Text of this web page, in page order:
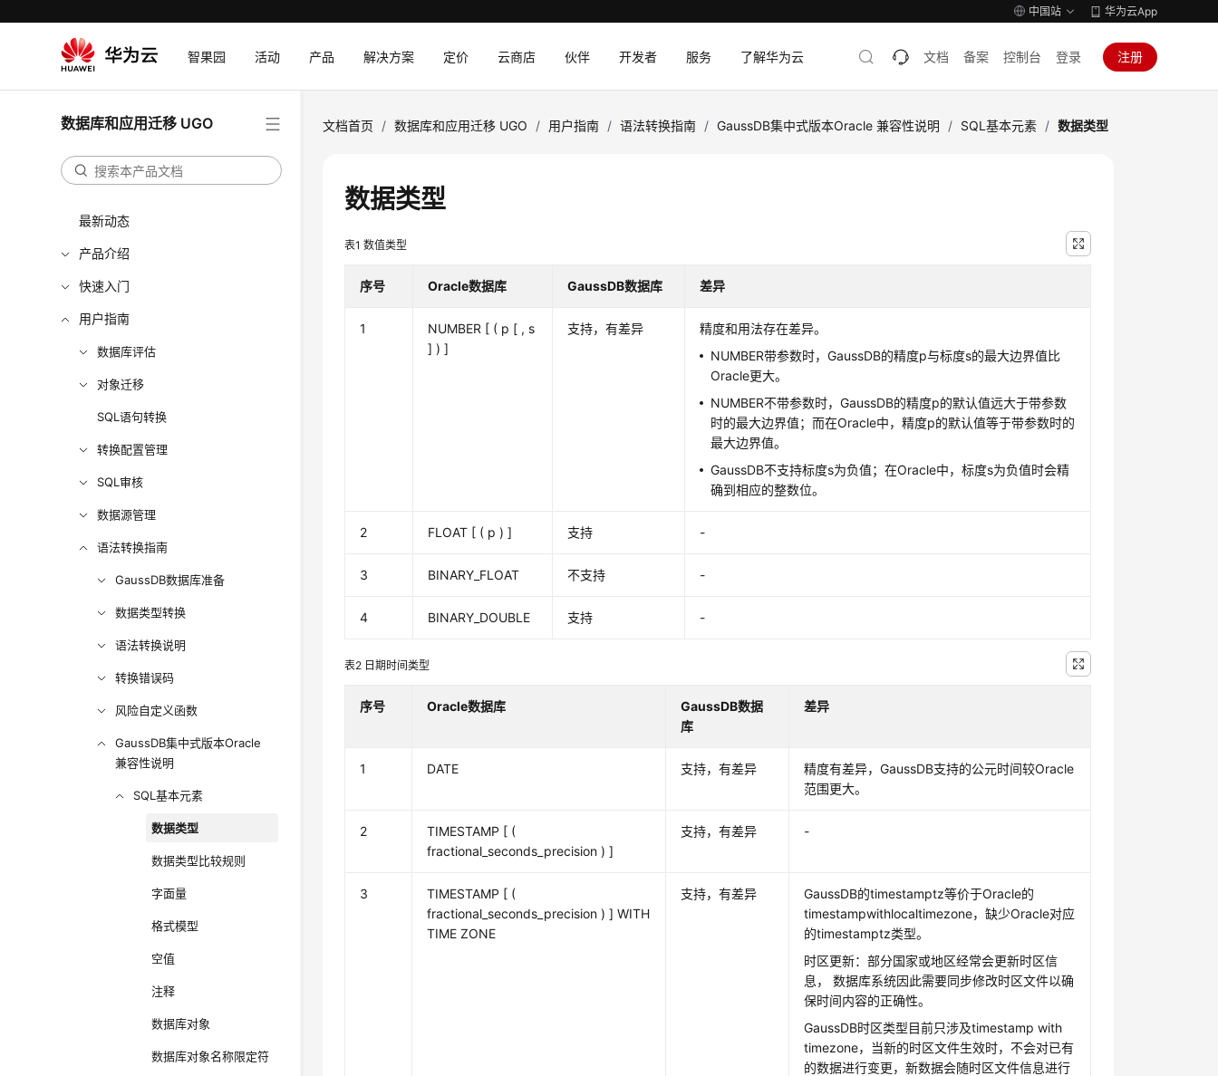
中国站 华为云App
智果园 活动 产品 解决方案 定价 云商店 伙伴 开发者 服务 了解华为云 文档 备案 控制台 登录 注册
数据库和应用迁移 UGO
最新动态
产品介绍
快速入门
用户指南
数据库评估
对象迁移
SQL语句转换
转换配置管理
SQL审核
数据源管理
语法转换指南
GaussDB数据库准备
数据类型转换
语法转换说明
转换错误码
风险自定义函数
GaussDB集中式版本Oracle
兼容性说明
SQL基本元素
数据类型
数据类型比较规则
字面量
格式模型
空值
注释
数据库对象
数据库对象名称限定符
文档首页 / 数据库和应用迁移 UGO / 用户指南 / 语法转换指南 / GaussDB集中式版本Oracle 兼容性说明 / SQL基本元素 / 数据类型
数据类型
表1数值类型
序号 Oracle数据库 GaussDB数据库 差异
1
NUMBER [ ( p [ , s
] ) ]
支持，有差异
精度和用法存在差异。
NUMBER带参数时，GaussDB的精度p与标度s的最大边界值比
Oracle更大。
NUMBER不带参数时，GaussDB的精度p的默认值远大于带参数
时的最大边界值；而在Oracle中，精度p的默认值等于带参数时的
最大边界值。
GaussDB不支持标度s为负值；在Oracle中，标度s为负值时会精
确到相应的整数位。
2 FLOAT [ ( p ) ] 支持 -
3 BINARY_FLOAT 不支持 -
4 BINARY_DOUBLE 支持 -
表2 日期时间类型
序号 Oracle数据库
GaussDB数据
库
差异
1 DATE 支持，有差异
精度有差异，GaussDB支持的公元时间较Oracle
范围更大。
2
TIMESTAMP [ (
fractional_seconds_precision ) ]
支持，有差异 -
3
TIMESTAMP [ (
fractional_seconds_precision ) ] WITH
TIME ZONE
支持，有差异
GaussDB的timestamptz等价于Oracle的
timestampwithlocaltimezone，缺少Oracle对应
的timestamptz类型。
时区更新：部分国家或地区经常会更新时区信
息， 数据库系统因此需要同步修改时区文件以确
保时间内容的正确性。
GaussDB时区类型目前只涉及timestamp with
timezone，当新的时区文件生效时，不会对已有
的数据进行变更，新数据会随时区文件信息进行